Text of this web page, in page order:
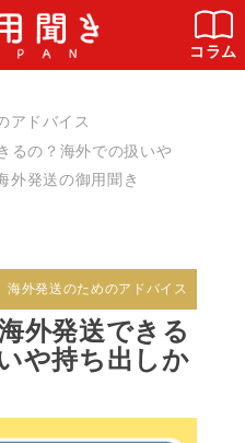
コラム
アドバイス
るの？海外での扱いや
外発送の御用聞き
海外発送のためのアドバイス
外発送できる
や持ち出しか